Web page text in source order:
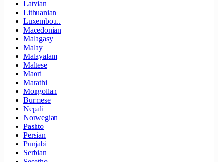
Latvian
Lithuanian
Luxembou..
Macedonian
Malagasy
Malay
Malayalam
Maltese
Maori
Marathi
Mongolian
Burmese
Nepali
Norwegian
Pashto
Persian
Punjabi
Serbian